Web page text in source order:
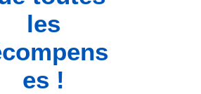
les
es !